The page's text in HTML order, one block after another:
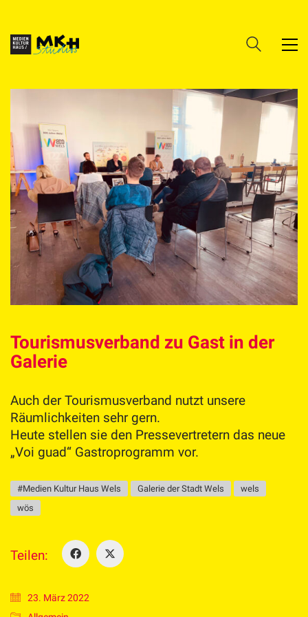
Tourismusverband zu Gast in der
Galerie
Auch der Tourismusverband nutzt unsere
Räumlichkeiten sehr gern.
Heute stellen sie den Pressevertretern das neue
„Voi guad“ Gastroprogramm vor.
#Medien Kultur Haus Wels Galerie der Stadt Wels
wels
wös
Teilen:
23. März 2022